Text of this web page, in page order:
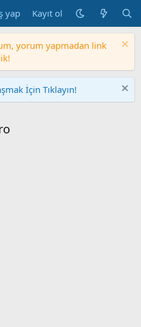
yap Kayıt ol
yorum yapmadan link
İçin Tıklayın!